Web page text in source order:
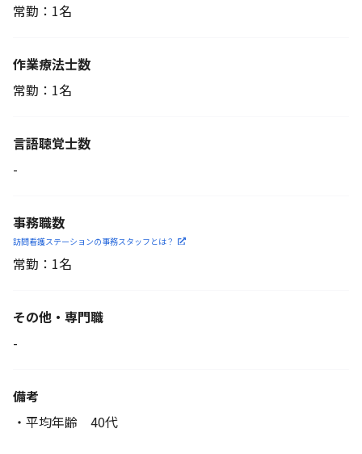
常勤：1名
作業療法士数
常勤：1名
言語聴覚士数
-
事務職数
訪問看護ステーションの事務スタッフとは？
常勤：1名
その他・専門職
-
備考
・平均年齢 40代